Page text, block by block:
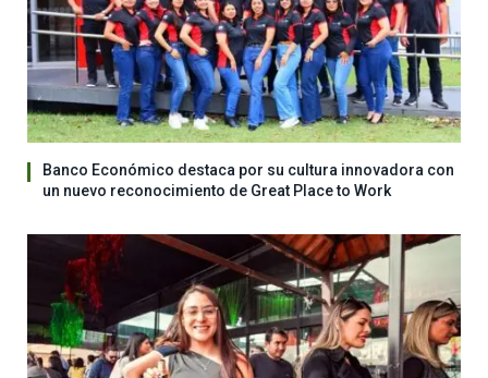
Banco Económico destaca por su cultura innovadora con
un nuevo reconocimiento de Great Place to Work